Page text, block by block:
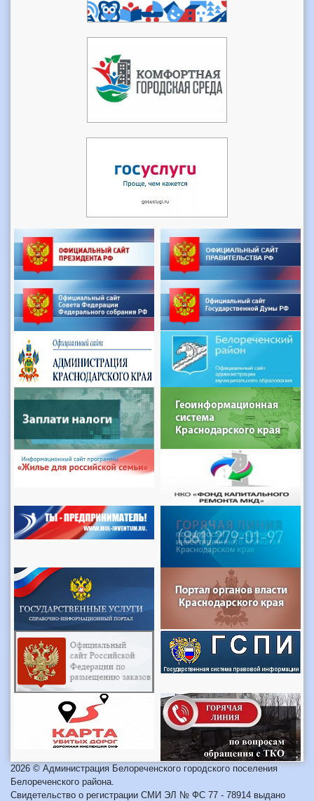
2026 © Администрация Белореченского городского поселения
Белореченского района.
Свидетельство о регистрации СМИ ЭЛ № ФС 77 - 78914 выдано